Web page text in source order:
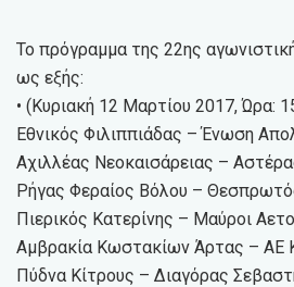
Το πρόγραμμα της 22ης
ως εξής:
• (Κυριακή 12 Μαρτίου 2017, Ώρα:
Εθνικός Φιλιππιάδας – Ένωση
Αχιλλέας Νεοκαισάρειας –
Ρήγας Φεραίος Βόλου –
Πιερικός Κατερίνης – Μαύροι
Αμβρακία Κωστακίων Άρτας – ΑΕ
Πύδνα Κίτρους – Διαγόρας